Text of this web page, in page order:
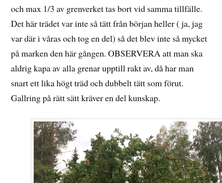
och max 1/3 av grenverket tas bort vid samma tillfälle.
Det här trädet var inte så tätt från början heller ( ja, jag
var där i våras och tog en del) så det blev inte så mycket
på marken den här gången. OBSERVERA att man ska
aldrig kapa av alla grenar upptill rakt av, då har man
snart ett lika högt träd och dubbelt tätt som förut.
Gallring på rätt sätt kräver en del kunskap.